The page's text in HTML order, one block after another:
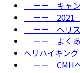
ーー キャン
ーー
ーー ヘリス
ーー よくあ
ヘリハイキング
ーー CMHヘ